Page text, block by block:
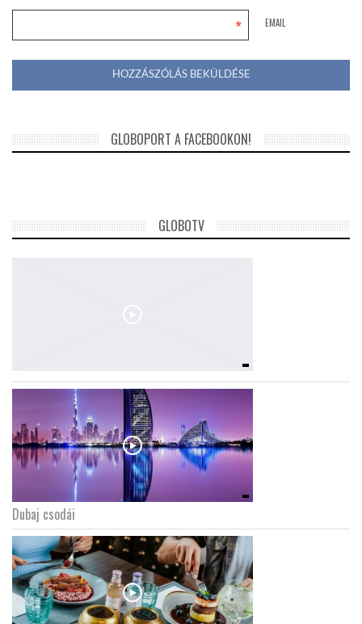
EMAIL
*
GLOBOPORT A FACEBOOKON!
GLOBOTV
Dubaj csodái